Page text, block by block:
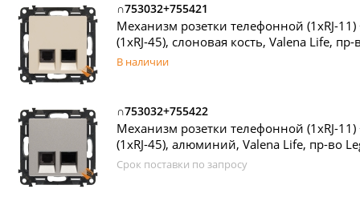
∩753032+755421
Механизм розетки телефонной (1xRJ-
(1xRJ-45), слоновая кость, Valena Life,
В наличии
∩753032+755422
Механизм розетки телефонной (1xRJ-
(1xRJ-45), алюминий, Valena Life, пр-во
Срок поставки по запросу